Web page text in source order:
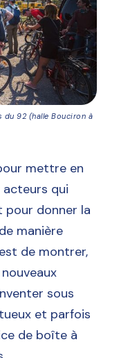
du 92 (halle Bouciron à
mettre en
acteurs qui
pour donner la
manière
de montrer,
sous
et parfois
de boîte à